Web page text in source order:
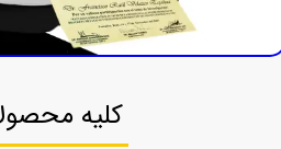
کلیه